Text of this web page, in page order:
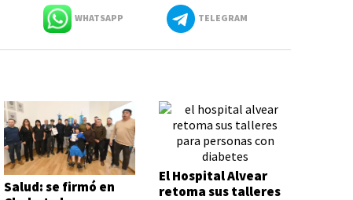
WHATSAPP TELEGRAM
Salud: se firmó en
El Hospital Alvear
retoma sus talleres